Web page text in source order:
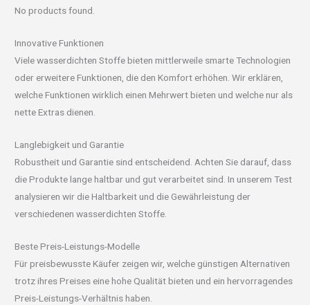
No products found.
Innovative Funktionen
Viele wasserdichten Stoffe bieten mittlerweile smarte Technologien
oder erweitere Funktionen, die den Komfort erhöhen. Wir erklären,
welche Funktionen wirklich einen Mehrwert bieten und welche nur als
nette Extras dienen.
Langlebigkeit und Garantie
Robustheit und Garantie sind entscheidend. Achten Sie darauf, dass
die Produkte lange haltbar und gut verarbeitet sind. In unserem Test
analysieren wir die Haltbarkeit und die Gewährleistung der
verschiedenen wasserdichten Stoffe.
Beste Preis-Leistungs-Modelle
Für preisbewusste Käufer zeigen wir, welche günstigen Alternativen
trotz ihres Preises eine hohe Qualität bieten und ein hervorragendes
Preis-Leistungs-Verhältnis haben.